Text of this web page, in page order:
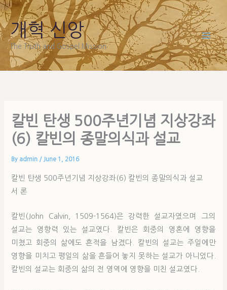
Skip
to
content
개혁 신앙
The Truth and Gospel Mission
칼빈 탄생 500주년기념 지상강좌
(6) 칼빈의 종말의식과 설교
By admin / June 1, 2016
칼빈 탄생 500주년기념 지상강좌(6) 칼빈의 종말의식과 설교
서 론
칼빈(John Calvin, 1509-1564)은 강력한 설교자였으며 그의
설교는 영향력 있는 설교였다. 칼빈은 회중의 영혼에 영향을
미쳤고 회중의 삶에도 흔적을 남겼다. 칼빈의 설교는 주일에만
영향을 미치고 평일의 삶을 흔들어 놓지 못하는 설교가 아니었다.
칼빈의 설교는 회중의 삶의 전 영역에 영향을 미친 설교였다.